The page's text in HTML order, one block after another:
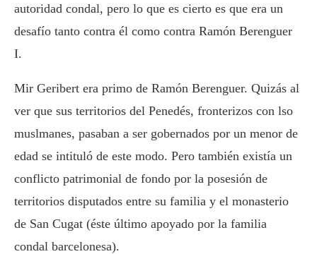
autoridad condal, pero lo que es cierto es que era un
desafío tanto contra él como contra Ramón Berenguer
I.
Mir Geribert era primo de Ramón Berenguer. Quizás al
ver que sus territorios del Penedés, fronterizos con lso
muslmanes, pasaban a ser gobernados por un menor de
edad se intituló de este modo. Pero también existía un
conflicto patrimonial de fondo por la posesión de
territorios disputados entre su familia y el monasterio
de San Cugat (éste último apoyado por la familia
condal barcelonesa).